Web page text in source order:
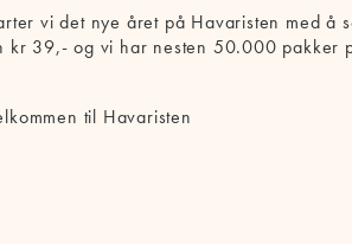
vi det nye året på Havaristen med
kr 39,- og vi har nesten 50.000 pakker
til Havaristen